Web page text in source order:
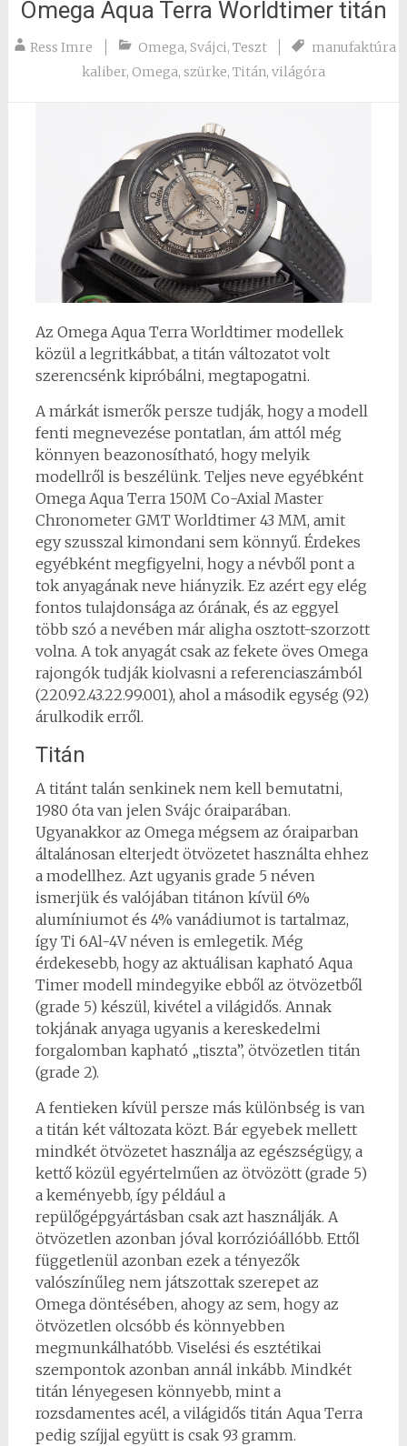
Omega Aqua Terra Worldtimer titán
Ress Imre Omega,Svájci,Teszt
manufaktúra
kaliber, Omega, szürke, Titán, világóra
Az Omega Aqua Terra Worldtimer modellek
közül a legritkábbat, a titán változatot volt
szerencsénk kipróbálni, megtapogatni.
A márkát ismerők persze tudják, hogy a modell
fenti megnevezése pontatlan, ám attól még
könnyen beazonosítható, hogy melyik
modellről is beszélünk. Teljes neve egyébként
Omega Aqua Terra 150M Co-Axial Master
Chronometer GMT Worldtimer 43 MM, amit
egy szusszal kimondani sem könnyű. Érdekes
egyébként megfigyelni, hogy a névből pont a
tok anyagának neve hiányzik. Ez azért egy elég
fontos tulajdonsága az órának, és az eggyel
több szó a nevében már aligha osztott-szorzott
volna. A tok anyagát csak az fekete öves Omega
rajongók tudják kiolvasni a referenciaszámból
(220.92.43.22.99.001), ahol a második egység (92)
árulkodik erről.
Titán
A titánt talán senkinek nem kell bemutatni,
1980 óta van jelen Svájc óraiparában.
Ugyanakkor az Omega mégsem az óraiparban
általánosan elterjedt ötvözetet használta ehhez
a modellhez. Azt ugyanis grade 5 néven
ismerjük és valójában titánon kívül 6%
alumíniumot és 4% vanádiumot is tartalmaz,
így Ti 6Al-4V néven is emlegetik. Még
érdekesebb, hogy az aktuálisan kapható Aqua
Timer modell mindegyike ebből az ötvözetből
(grade 5) készül, kivétel a világidős. Annak
tokjának anyaga ugyanis a kereskedelmi
forgalomban kapható „tiszta”, ötvözetlen titán
(grade 2).
A fentieken kívül persze más különbség is van
a titán két változata közt. Bár egyebek mellett
mindkét ötvözetet használja az egészségügy, a
kettő közül egyértelműen az ötvözött (grade 5)
a keményebb, így például a
repülőgépgyártásban csak azt használják. A
ötvözetlen azonban jóval korrózióállóbb. Ettől
függetlenül azonban ezek a tényezők
valószínűleg nem játszottak szerepet az
Omega döntésében, ahogy az sem, hogy az
ötvözetlen olcsóbb és könnyebben
megmunkálhatóbb. Viselési és esztétikai
szempontok azonban annál inkább. Mindkét
titán lényegesen könnyebb, mint a
rozsdamentes acél, a világidős titán Aqua Terra
pedig szíjjal együtt is csak 93 gramm.